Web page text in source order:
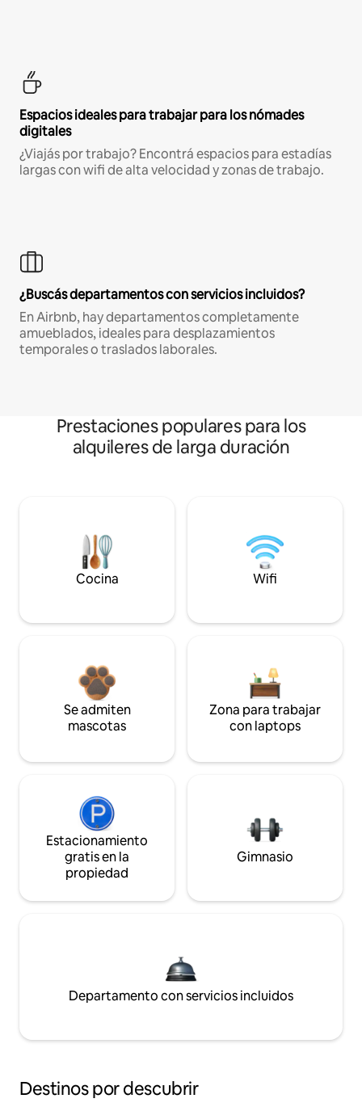
Espacios ideales para trabajar para los nómades
digitales
¿Viajás por trabajo? Encontrá espacios para estadías
largas con wifi de alta velocidad y zonas de trabajo.
¿Buscás departamentos con servicios incluidos?
En Airbnb, hay departamentos completamente
amueblados, ideales para desplazamientos
temporales o traslados laborales.
Prestaciones populares para los
alquileres de larga duración
Cocina Wifi
Se admiten
mascotas
Zona para trabajar
con laptops
Estacionamiento
gratis en la
propiedad
Gimnasio
Departamento con servicios incluidos
Destinos por descubrir